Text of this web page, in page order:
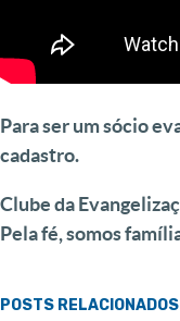
Para ser um sócio
cadastro.
Clube da
Pela fé, somos
POSTS RELACIONADOS